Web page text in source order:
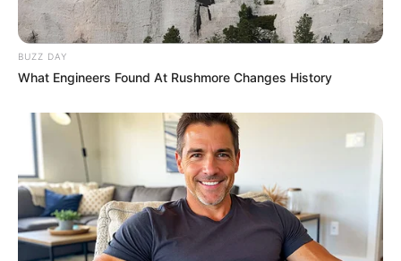
VEJA TAMBÉM:
Dinheiro na Conta dos ACS: FNS acaba de enviar aos municípios
o Incentivo
Saiba como consultar o Repasse do Incentivo Financeiro dos
BUZZ DAY
What Engineers Found At Rushmore Changes History